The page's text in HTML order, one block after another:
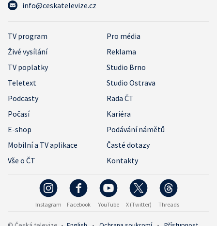
info@ceskatelevize.cz
TV program
Pro média
Živé vysílání
Reklama
TV poplatky
Studio Brno
Teletext
Studio Ostrava
Podcasty
Rada ČT
Počasí
Kariéra
E-shop
Podávání námětů
Mobilní a TV aplikace
Časté dotazy
Vše o ČT
Kontakty
Instagram Facebook YouTube X (Twitter) Threads